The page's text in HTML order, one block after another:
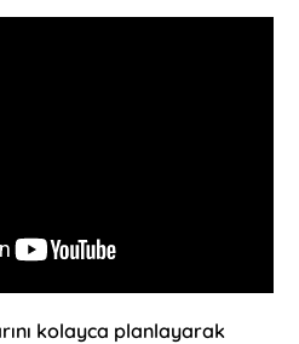
kolayca planlayarak